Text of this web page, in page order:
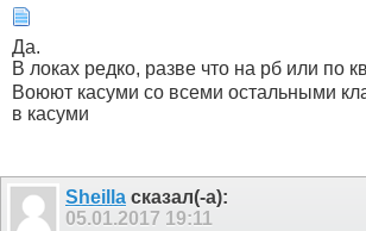
Да.
В локах редко, разве что на рб или по
Воюют касуми со всеми остальными
в касуми
Sheilla сказал(-а):
05.01.2017 19:11